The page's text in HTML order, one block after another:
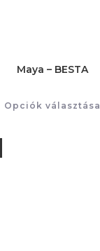
Maya – BESTA
Opciók választása